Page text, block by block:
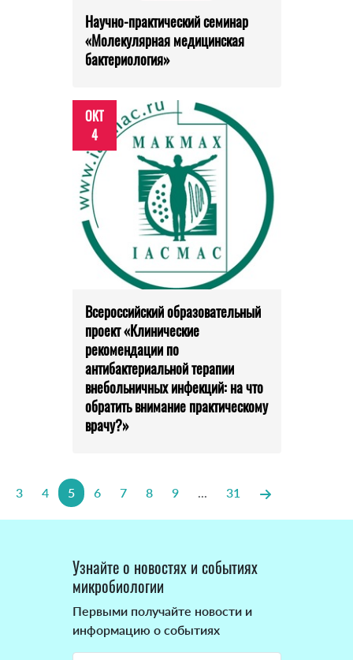
Научно-практический семинар
«Молекулярная медицинская
бактериология»
ОКТ
4
Всероссийский образовательный
проект «Клинические
рекомендации по
антибактериальной терапии
внебольничных инфекций: на что
обратить внимание практическому
врачу?»
3 4 5 6 7 8 9 ... 31
Узнайте о новостях и событиях
микробиологии
Первыми получайте новости и
информацию о событиях